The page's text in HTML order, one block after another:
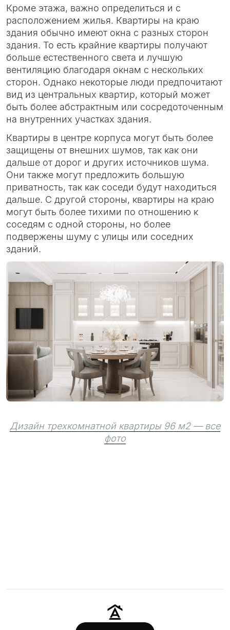
Кроме этажа, важно определиться и с
расположением жилья. Квартиры на краю
здания обычно имеют окна с разных сторон
здания. То есть крайние квартиры получают
больше естественного света и лучшую
вентиляцию благодаря окнам с нескольких
сторон. Однако некоторые люди предпочитают
вид из центральных квартир, который может
быть более абстрактным или сосредоточенным
на внутренних участках здания.
Квартиры в центре корпуса могут быть более
защищены от внешних шумов, так как они
дальше от дорог и других источников шума.
Они также могут предложить большую
приватность, так как соседи будут находиться
дальше. С другой стороны, квартиры на краю
могут быть более тихими по отношению к
соседям с одной стороны, но более
подвержены шуму с улицы или соседних
зданий.
Дизайн трехкомнатной квартиры 96 м2 — все
фото